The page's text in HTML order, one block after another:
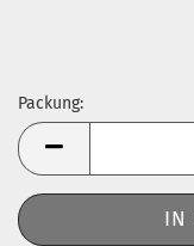
Packung:
Packung